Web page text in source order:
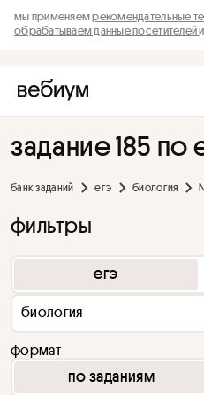
мы применяемрекомендательные
обрабатываем данные посетителейи
задание 185
банк заданий егэ биология
фильтры
егэ
биология
формат
по заданиям